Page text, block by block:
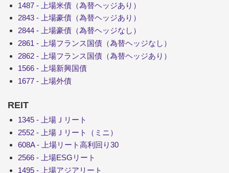
1487 - 上場米債（為替ヘッジあり）
2843 - 上場豪債（為替ヘッジあり）
2844 - 上場豪債（為替ヘッジなし）
2861 - 上場フランス国債（為替ヘッジなし）
2862 - 上場フランス国債（為替ヘッジあり）
1566 - 上場新興国債
1677 - 上場外債
REIT
1345 - 上場Ｊリート
2552 - 上場Ｊリート（ミニ）
608A - 上場リート高利回り30
2566 - 上場ESGリート
1495 - 上場アジアリート